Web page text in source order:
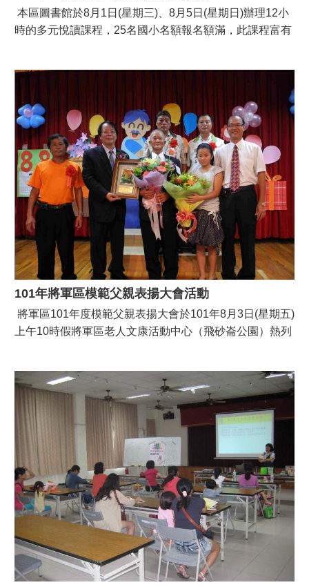
本區圖書館於8月1日(星期三)、8月5日(星期日)辦理12小
時的多元悅讀課程，25名國小名額報名額滿，此課程富有
101年將軍區模範父親表揚大會活動
將軍區101年度模範父親表揚大會於101年8月3日(星期五)
上午10時假將軍區老人文康活動中心（飛砂崙公園）熱列
場，炒熱現場氣氛，會後更準備精緻可口的西式自助餐點
讓與會人士享用，活動在歡樂氣氛中劃下完美句點。 祝福
全天下所有８８們；父親節快樂！